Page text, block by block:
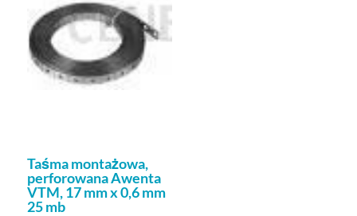
Taśma montażowa,
perforowana Awenta
VTM, 17 mm x 0,6 mm
25 mb